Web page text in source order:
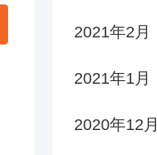
2021年2月
2021年1月
2020年12月